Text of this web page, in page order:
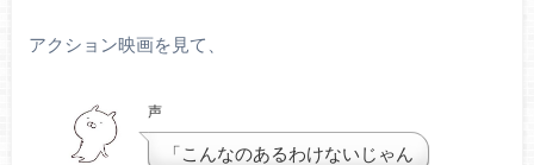
アクション映画を見て、
声
「こんなのあるわけないじゃん